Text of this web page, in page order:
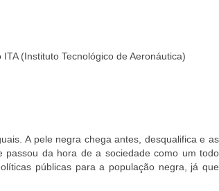
(Instituto Tecnológico de Aeronáutica)
A pele negra chega antes, desqualifica e as
passou da hora de a sociedade como um todo
públicas para a população negra, já que